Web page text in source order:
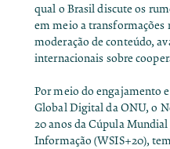
qual o Brasil discute os
em meio a transformações
moderação de conteúdo,
internacionais sobre
Por meio do engajamento
Global Digital da ONU, o
20 anos da Cúpula Mundial
Informação (WSIS+20),